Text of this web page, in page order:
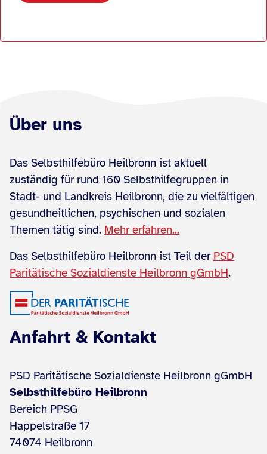
Über uns
Das Selbsthilfebüro Heilbronn ist aktuell
zuständig für rund 160 Selbsthilfegruppen in
Stadt- und Landkreis Heilbronn, die zu vielfältigen
gesundheitlichen, psychischen und sozialen
Themen tätig sind. Mehr erfahren...
Das Selbsthilfebüro Heilbronn ist Teil der PSD
Paritätische Sozialdienste Heilbronn gGmbH.
Anfahrt & Kontakt
PSD Paritätische Sozialdienste Heilbronn gGmbH
Selbsthilfebüro Heilbronn
Bereich PPSG
Happelstraße 17
74074 Heilbronn